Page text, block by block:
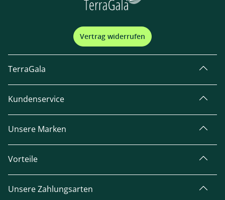
Vertrag widerrufen
TerraGala
Kundenservice
Unsere Marken
Vorteile
Unsere Zahlungsarten